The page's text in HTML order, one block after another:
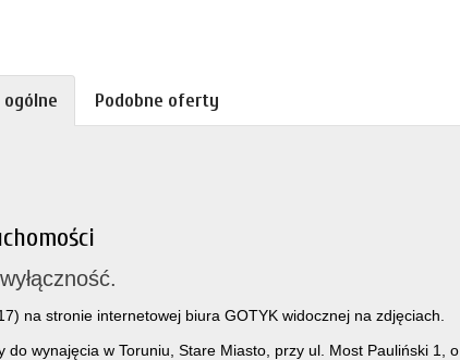
ogólne Podobne oferty
na stronie internetowej biura GOTYK widocznej na zdjęciach.
do wynajęcia w Toruniu, Stare Miasto, przy ul. Most Pauliński 1, o